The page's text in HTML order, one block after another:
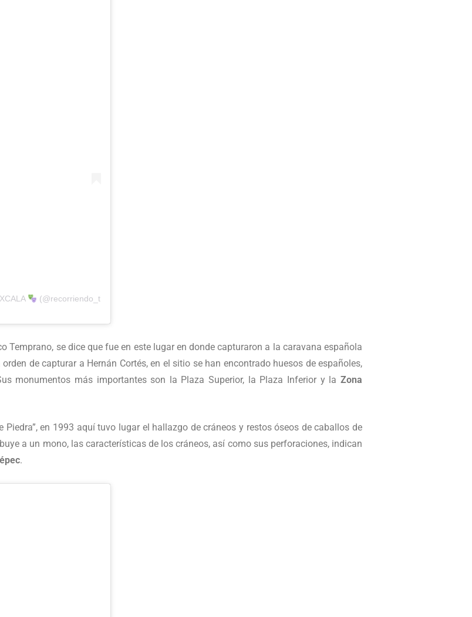
(@recorriendo_tlaxcala)
Temprano, se dice que fue en este lugar en donde capturaron a la caravana española
de capturar a Hernán Cortés, en el sitio se han encontrado huesos de españoles,
monumentos más importantes son la Plaza Superior, la Plaza Inferior y la Zona
Piedra”, en 1993 aquí tuvo lugar el hallazgo de cráneos y restos óseos de caballos de
a un mono, las características de los cráneos, así como sus perforaciones, indican
.